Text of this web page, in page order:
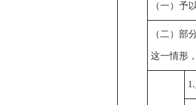
（一）予
（二）部
这一情形